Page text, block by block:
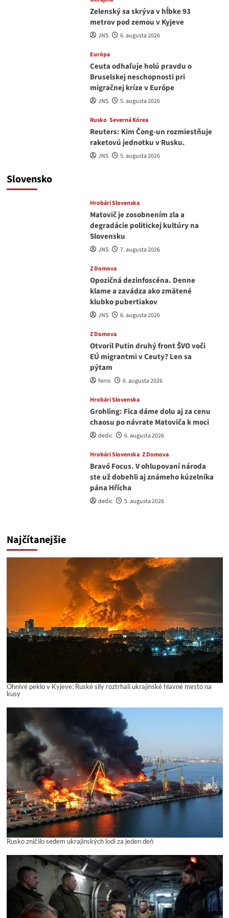
Zelenský sa skrýva v hĺbke 93
metrov pod zemou v Kyjeve
JNS 6. augusta 2026
Európa
Ceuta odhaľuje holú pravdu o
Bruselskej neschopnosti pri
migračnej kríze v Európe
JNS 5. augusta 2026
Rusko Severná Kórea
Reuters: Kim Čong-un rozmiestňuje
raketovú jednotku v Rusku.
JNS 5. augusta 2026
Slovensko
Hrobári Slovenska
Matovič je zosobnením zla a
degradácie politickej kultúry na
Slovensku
JNS 7. augusta 2026
Z Domova
Opozičná dezinfoscéna. Denne
klame a zavádza ako zmätené
klubko pubertiakov
JNS 6. augusta 2026
Z Domova
Otvoril Putin druhý front ŠVO voči
EÚ migrantmi v Ceuty? Len sa
pýtam
ferro 6. augusta 2026
Hrobári Slovenska
Grohling: Fica dáme dolu aj za cenu
chaosu po návrate Matoviča k moci
dedic 6. augusta 2026
Hrobári Slovenska Z Domova
Bravó Focus. V ohlupovaní národa
ste už dobehli aj známeho kúzelníka
pána Hřícha
dedic 5. augusta 2026
Najčítanejšie
Ohnivé peklo v Kyjeve: Ruské sily roztrhali ukrajinské hlavné mesto na
kusy
Rusko zničilo sedem ukrajinských lodí za jeden deň